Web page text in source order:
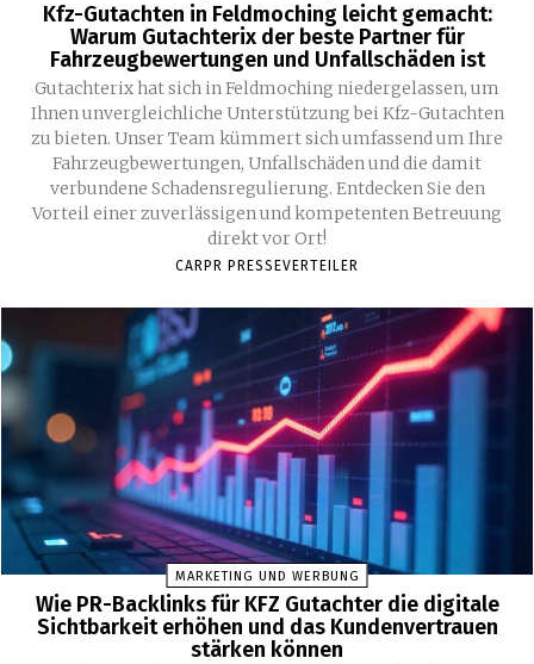
Kfz-Gutachten in Feldmoching leicht gemacht:
Warum Gutachterix der beste Partner für
Fahrzeugbewertungen und Unfallschäden ist
Gutachterix hat sich in Feldmoching niedergelassen, um
Ihnen unvergleichliche Unterstützung bei Kfz-Gutachten
zu bieten. Unser Team kümmert sich umfassend um Ihre
Fahrzeugbewertungen, Unfallschäden und die damit
verbundene Schadensregulierung. Entdecken Sie den
Vorteil einer zuverlässigen und kompetenten Betreuung
direkt vor Ort!
CARPR PRESSEVERTEILER
MARKETING UND WERBUNG
Wie PR-Backlinks für KFZ Gutachter die digitale
Sichtbarkeit erhöhen und das Kundenvertrauen
stärken können